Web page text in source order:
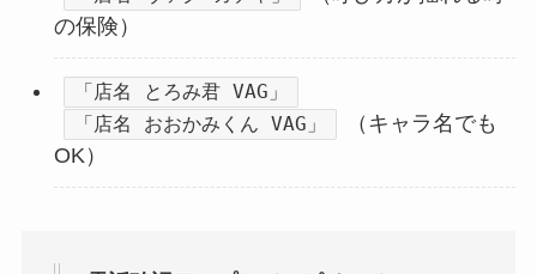
の保険）
「店名 とろみ君 VAG」
「店名 おおかみくん VAG」
（キャラ名でも
OK）